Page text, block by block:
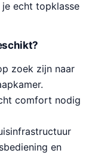
echt topklasse
zoek zijn naar
comfort nodig
en